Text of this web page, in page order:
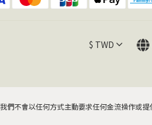
$ TWD
們不會以任何方式主動要求任何金流操作或